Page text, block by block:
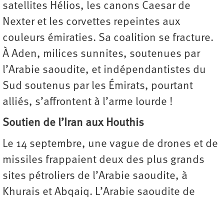
satellites Hélios, les canons Caesar de
Nexter et les corvettes repeintes aux
couleurs émiraties. Sa coalition se fracture.
À Aden, milices sunnites, soutenues par
l’Arabie saoudite, et indépendantistes du
Sud soutenus par les Émirats, pourtant
alliés, s’affrontent à l’arme lourde !
Soutien de l’Iran aux Houthis
Le 14 septembre, une vague de drones et de
missiles frappaient deux des plus grands
sites pétroliers de l’Arabie saoudite, à
Khurais et Abqaiq. L’Arabie saoudite de